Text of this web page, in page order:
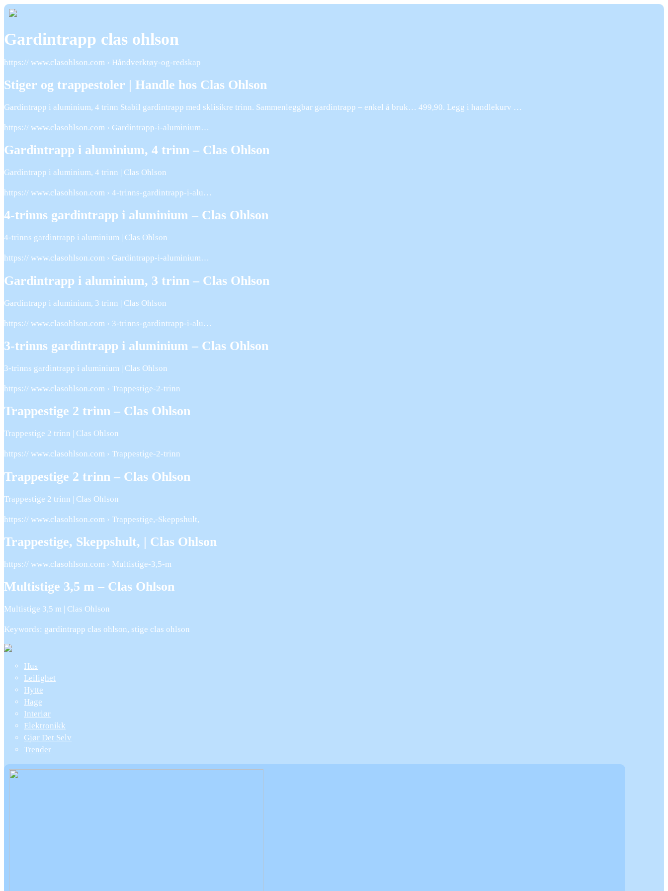
Gardintrapp clas ohlson
https:// www.clasohlson.com › Håndverktøy-og-redskap
Stiger og trappestoler | Handle hos Clas Ohlson
Gardintrapp i aluminium, 4 trinn Stabil gardintrapp med sklisikre trinn. Sammenleggbar gardintrapp – enkel å bruk… 499,90. Legg i handlekurv …
https:// www.clasohlson.com › Gardintrapp-i-aluminium…
Gardintrapp i aluminium, 4 trinn – Clas Ohlson
Gardintrapp i aluminium, 4 trinn | Clas Ohlson
https:// www.clasohlson.com › 4-trinns-gardintrapp-i-alu…
4-trinns gardintrapp i aluminium – Clas Ohlson
4-trinns gardintrapp i aluminium | Clas Ohlson
https:// www.clasohlson.com › Gardintrapp-i-aluminium…
Gardintrapp i aluminium, 3 trinn – Clas Ohlson
Gardintrapp i aluminium, 3 trinn | Clas Ohlson
https:// www.clasohlson.com › 3-trinns-gardintrapp-i-alu…
3-trinns gardintrapp i aluminium – Clas Ohlson
3-trinns gardintrapp i aluminium | Clas Ohlson
https:// www.clasohlson.com › Trappestige-2-trinn
Trappestige 2 trinn – Clas Ohlson
Trappestige 2 trinn | Clas Ohlson
https:// www.clasohlson.com › Trappestige-2-trinn
Trappestige 2 trinn – Clas Ohlson
Trappestige 2 trinn | Clas Ohlson
https:// www.clasohlson.com › Trappestige,-Skeppshult,
Trappestige, Skeppshult, | Clas Ohlson
https:// www.clasohlson.com › Multistige-3,5-m
Multistige 3,5 m – Clas Ohlson
Multistige 3,5 m | Clas Ohlson
Keywords: gardintrapp clas ohlson, stige clas ohlson
Hus
Leilighet
Hytte
Hage
Interiør
Elektronikk
Gjør Det Selv
Trender